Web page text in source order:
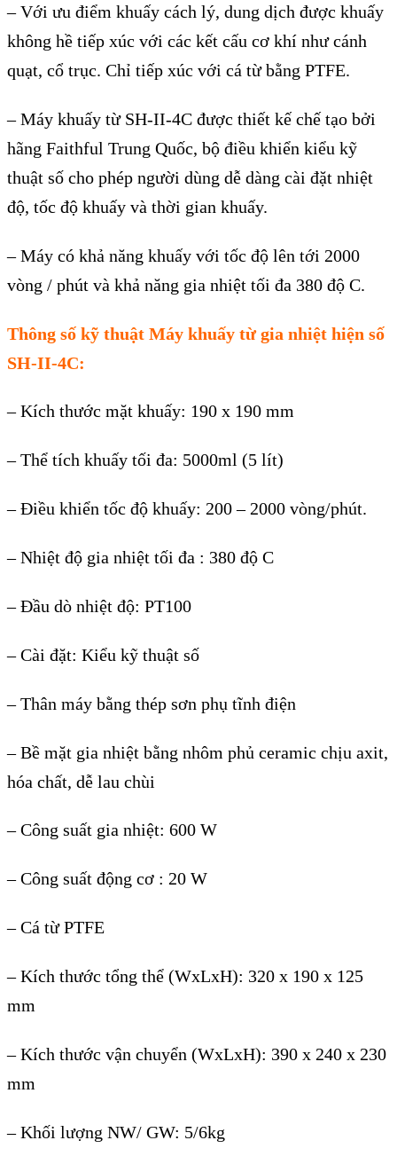
– Với ưu điểm khuấy cách lý, dung dịch được khuấy
không hề tiếp xúc với các kết cấu cơ khí như cánh
quạt, cổ trục. Chỉ tiếp xúc với cá từ bằng PTFE.
– Máy khuấy từ SH-II-4C được thiết kế chế tạo bởi
hãng Faithful Trung Quốc, bộ điều khiển kiểu kỹ
thuật số cho phép người dùng dễ dàng cài đặt nhiệt
độ, tốc độ khuấy và thời gian khuấy.
– Máy có khả năng khuấy với tốc độ lên tới 2000
vòng / phút và khả năng gia nhiệt tối đa 380 độ C.
Thông số kỹ thuật Máy khuấy từ gia nhiệt hiện số
SH-II-4C:
– Kích thước mặt khuấy: 190 x 190 mm
– Thể tích khuấy tối đa: 5000ml (5 lít)
– Điều khiển tốc độ khuấy: 200 – 2000 vòng/phút.
– Nhiệt độ gia nhiệt tối đa : 380 độ C
– Đầu dò nhiệt độ: PT100
– Cài đặt: Kiểu kỹ thuật số
– Thân máy bằng thép sơn phụ tĩnh điện
– Bề mặt gia nhiệt bằng nhôm phủ ceramic chịu axit,
hóa chất, dễ lau chùi
– Công suất gia nhiệt: 600 W
– Công suất động cơ : 20 W
– Cá từ PTFE
– Kích thước tổng thể (WxLxH): 320 x 190 x 125
mm
– Kích thước vận chuyển (WxLxH): 390 x 240 x 230
mm
– Khối lượng NW/ GW: 5/6kg